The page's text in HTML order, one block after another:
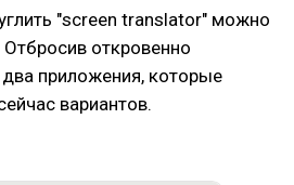
"screen translator" можно
откровенно
приложения, которые
вариантов.